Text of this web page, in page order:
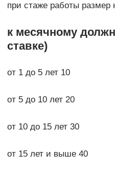
при стаже работы размер
к месячному
ставке)
от 1 до 5 лет 10
от 5 до 10 лет 20
от 10 до 15 лет 30
от 15 лет и выше 40